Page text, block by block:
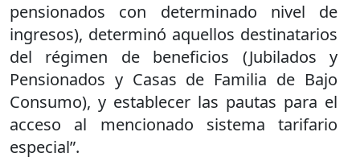
pensionados con determinado nivel de
ingresos), determinó aquellos destinatarios
del régimen de beneficios (Jubilados y
Pensionados y Casas de Familia de Bajo
Consumo), y establecer las pautas para el
acceso al mencionado sistema tarifario
especial”.